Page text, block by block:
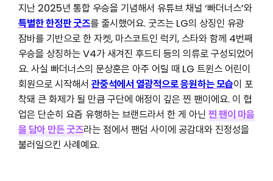
지난 2025년 통합 우승을 기념해서 유튜브 채널 ‘빠더너스’와
특별한 한정판 굿즈를 출시했어요. 굿즈는 LG의 상징인 유광
잠바를 기반으로 한 자켓, 마스코트인 럭키, 스타와 함께 4번째
우승을 상징하는 V4가 새겨진 후드티 등의 의류로 구성되었어
요. 사실 빠더너스의 문상훈은 아주 어릴 때 LG 트윈스 어린이
회원으로 시작해서관중석에서 열광적으로 응원하는 모습이 포
착돼 큰 화제가 될 만큼 구단에 애정이 깊은 찐 팬이에요. 이 협
업은 단순히 요즘 유행하는 브랜드라서 한 게 아닌 찐 팬이 마음
을 담아 만든 굿즈라는 점에서 팬덤 사이에 공감대와 진정성을
불러일으킨 사례예요.